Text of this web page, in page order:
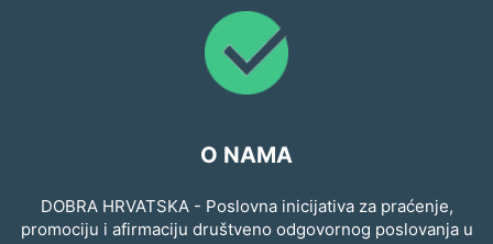
O NAMA
DOBRA HRVATSKA - Poslovna inicijativa za praćenje,
promociju i afirmaciju društveno odgovornog poslovanja u